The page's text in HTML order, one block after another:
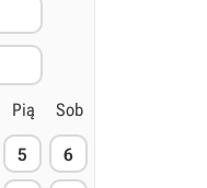
Pią Sob
5 6